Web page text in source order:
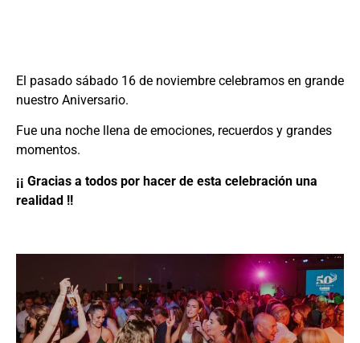
El pasado sábado 16 de noviembre celebramos en grande
nuestro Aniversario.
Fue una noche llena de emociones, recuerdos y grandes
momentos.
¡¡ Gracias a todos por hacer de esta celebración una
realidad !!